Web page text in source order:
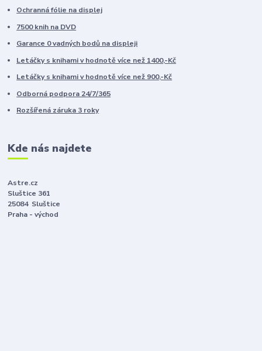
Ochranná fólie na displej
7500 knih na DVD
Garance 0 vadných bodů na displeji
Letáčky s knihami v hodnotě více než 1400,-Kč
Letáčky s knihami v hodnotě více než 900,-Kč
Odborná podpora 24/7/365
Rozšířená záruka 3 roky
Kde nás najdete
Astre.cz
Sluštice 361
25084 Sluštice
Praha - východ